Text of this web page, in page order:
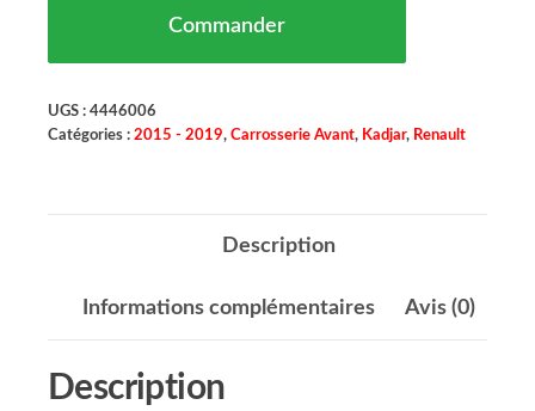
Commander
UGS : 4446006
Catégories : 2015 - 2019, Carrosserie Avant, Kadjar, Renault
Description
Informations complémentaires Avis (0)
Description